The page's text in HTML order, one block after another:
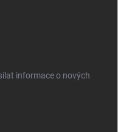
informace o nových